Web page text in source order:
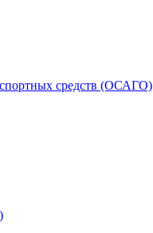
средств (ОСАГО)